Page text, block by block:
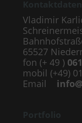
Vladimir
65527
fon (+ 49 )
mobil (+49)
Email